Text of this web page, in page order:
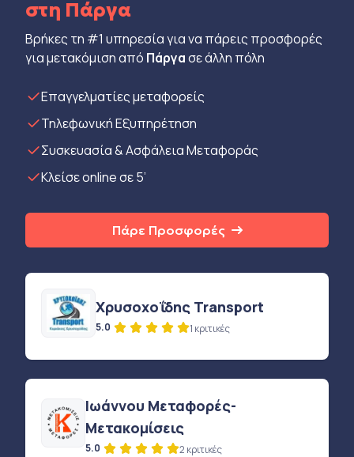
στη Πάργα
Βρήκες τη #1 υπηρεσία για να πάρεις προσφορές
για μετακόμιση από Πάργασε άλλη πόλη
Eπαγγελματίες μεταφορείς
Τηλεφωνική Εξυπηρέτηση
Συσκευασία & Ασφάλεια Μεταφοράς
Κλείσε online σε 5’
Πάρε Προσφορές
Χρυσοχοΐδης Transport
5.0 1 κριτικές
Ιωάννου Μεταφορές-
Μετακομίσεις
5.0 2 κριτικές